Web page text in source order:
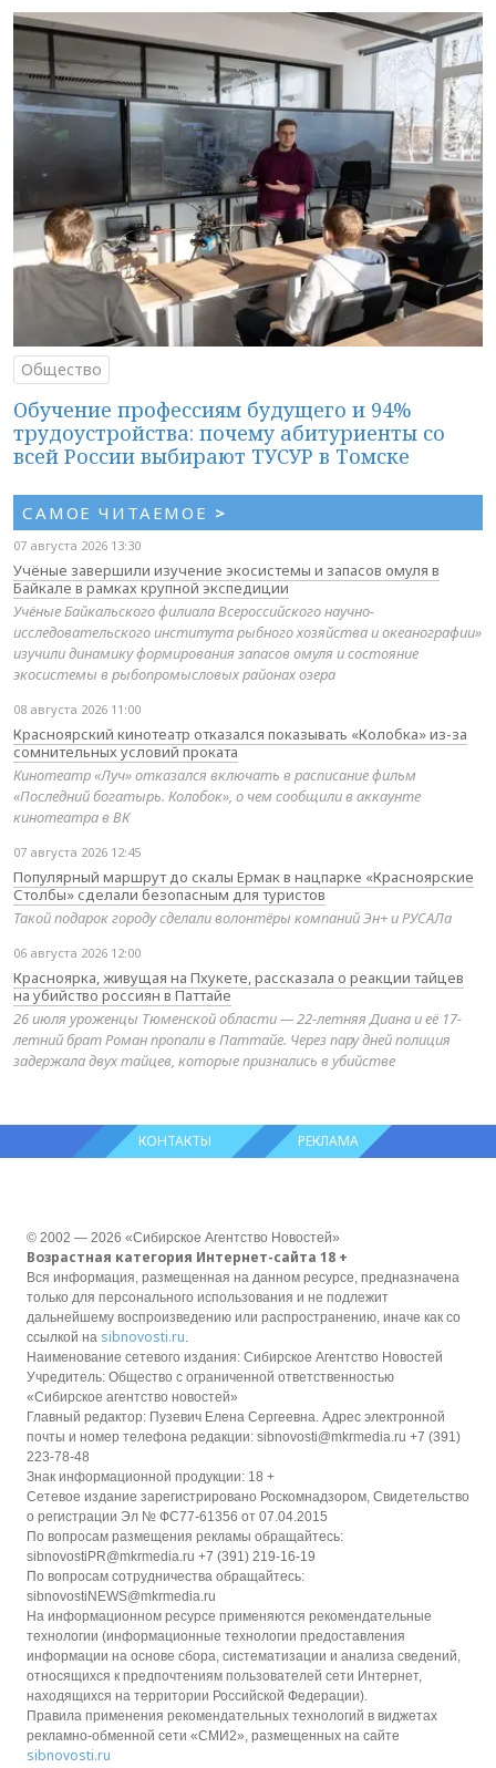
Общество
Обучение профессиям будущего и 94%
трудоустройства: почему абитуриенты со
всей России выбирают ТУСУР в Томске
САМОЕ ЧИТАЕМОЕ >
07 августа 2026 13:30
Учёные завершили изучение экосистемы и запасов омуля в
Байкале в рамках крупной экспедиции
Учёные Байкальского филиала Всероссийского научно-
исследовательского института рыбного хозяйства и океанографии»
изучили динамику формирования запасов омуля и состояние
экосистемы в рыбопромысловых районах озера
08 августа 2026 11:00
Красноярский кинотеатр отказался показывать «Колобка» из-за
сомнительных условий проката
Кинотеатр «Луч» отказался включать в расписание фильм
«Последний богатырь. Колобок», о чем сообщили в аккаунте
кинотеатра в ВК
07 августа 2026 12:45
Популярный маршрут до скалы Ермак в нацпарке «Красноярские
Столбы» сделали безопасным для туристов
Такой подарок городу сделали волонтёры компаний Эн+ и РУСАЛа
06 августа 2026 12:00
Красноярка, живущая на Пхукете, рассказала о реакции тайцев
на убийство россиян в Паттайе
26 июля уроженцы Тюменской области — 22-летняя Диана и её 17-
летний брат Роман пропали в Паттайе. Через пару дней полиция
задержала двух тайцев, которые признались в убийстве
КОНТАКТЫ РЕКЛАМА
© 2002 — 2026 «Сибирское Агентство Новостей»
Возрастная категория Интернет-сайта 18 +
Вся информация, размещенная на данном ресурсе, предназначена
только для персонального использования и не подлежит
дальнейшему воспроизведению или распространению, иначе как со
ссылкой на sibnovosti.ru.
Наименование сетевого издания: Сибирское Агентство Новостей
Учредитель: Общество с ограниченной ответственностью
«Сибирское агентство новостей»
Главный редактор: Пузевич Елена Сергеевна. Адрес электронной
почты и номер телефона редакции: sibnovosti@mkrmedia.ru +7 (391)
223-78-48
Знак информационной продукции: 18 +
Сетевое издание зарегистрировано Роскомнадзором, Свидетельство
о регистрации Эл № ФС77-61356 от 07.04.2015
По вопросам размещения рекламы обращайтесь:
sibnovostiPR@mkrmedia.ru +7 (391) 219-16-19
По вопросам сотрудничества обращайтесь:
sibnovostiNEWS@mkrmedia.ru
На информационном ресурсе применяются рекомендательные
технологии (информационные технологии предоставления
информации на основе сбора, систематизации и анализа сведений,
относящихся к предпочтениям пользователей сети Интернет,
находящихся на территории Российской Федерации).
Правила применения рекомендательных технологий в виджетах
рекламно-обменной сети «СМИ2», размещенных на сайте
sibnovosti.ru